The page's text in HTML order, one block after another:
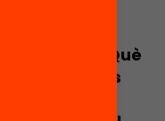
seu èxit?
Què
Com són els